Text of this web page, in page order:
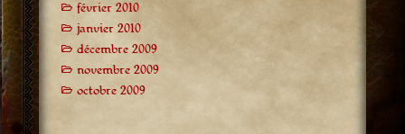
février 2010
janvier 2010
décembre 2009
novembre 2009
octobre 2009